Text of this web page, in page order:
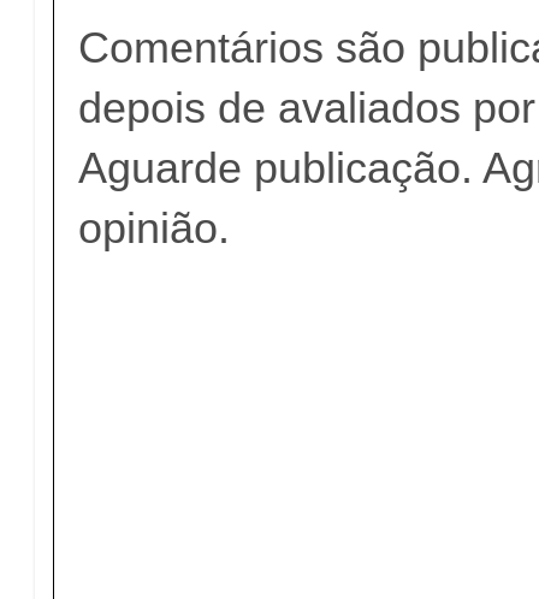
Comentários são
depois de avaliados
Aguarde publicação.
opinião.